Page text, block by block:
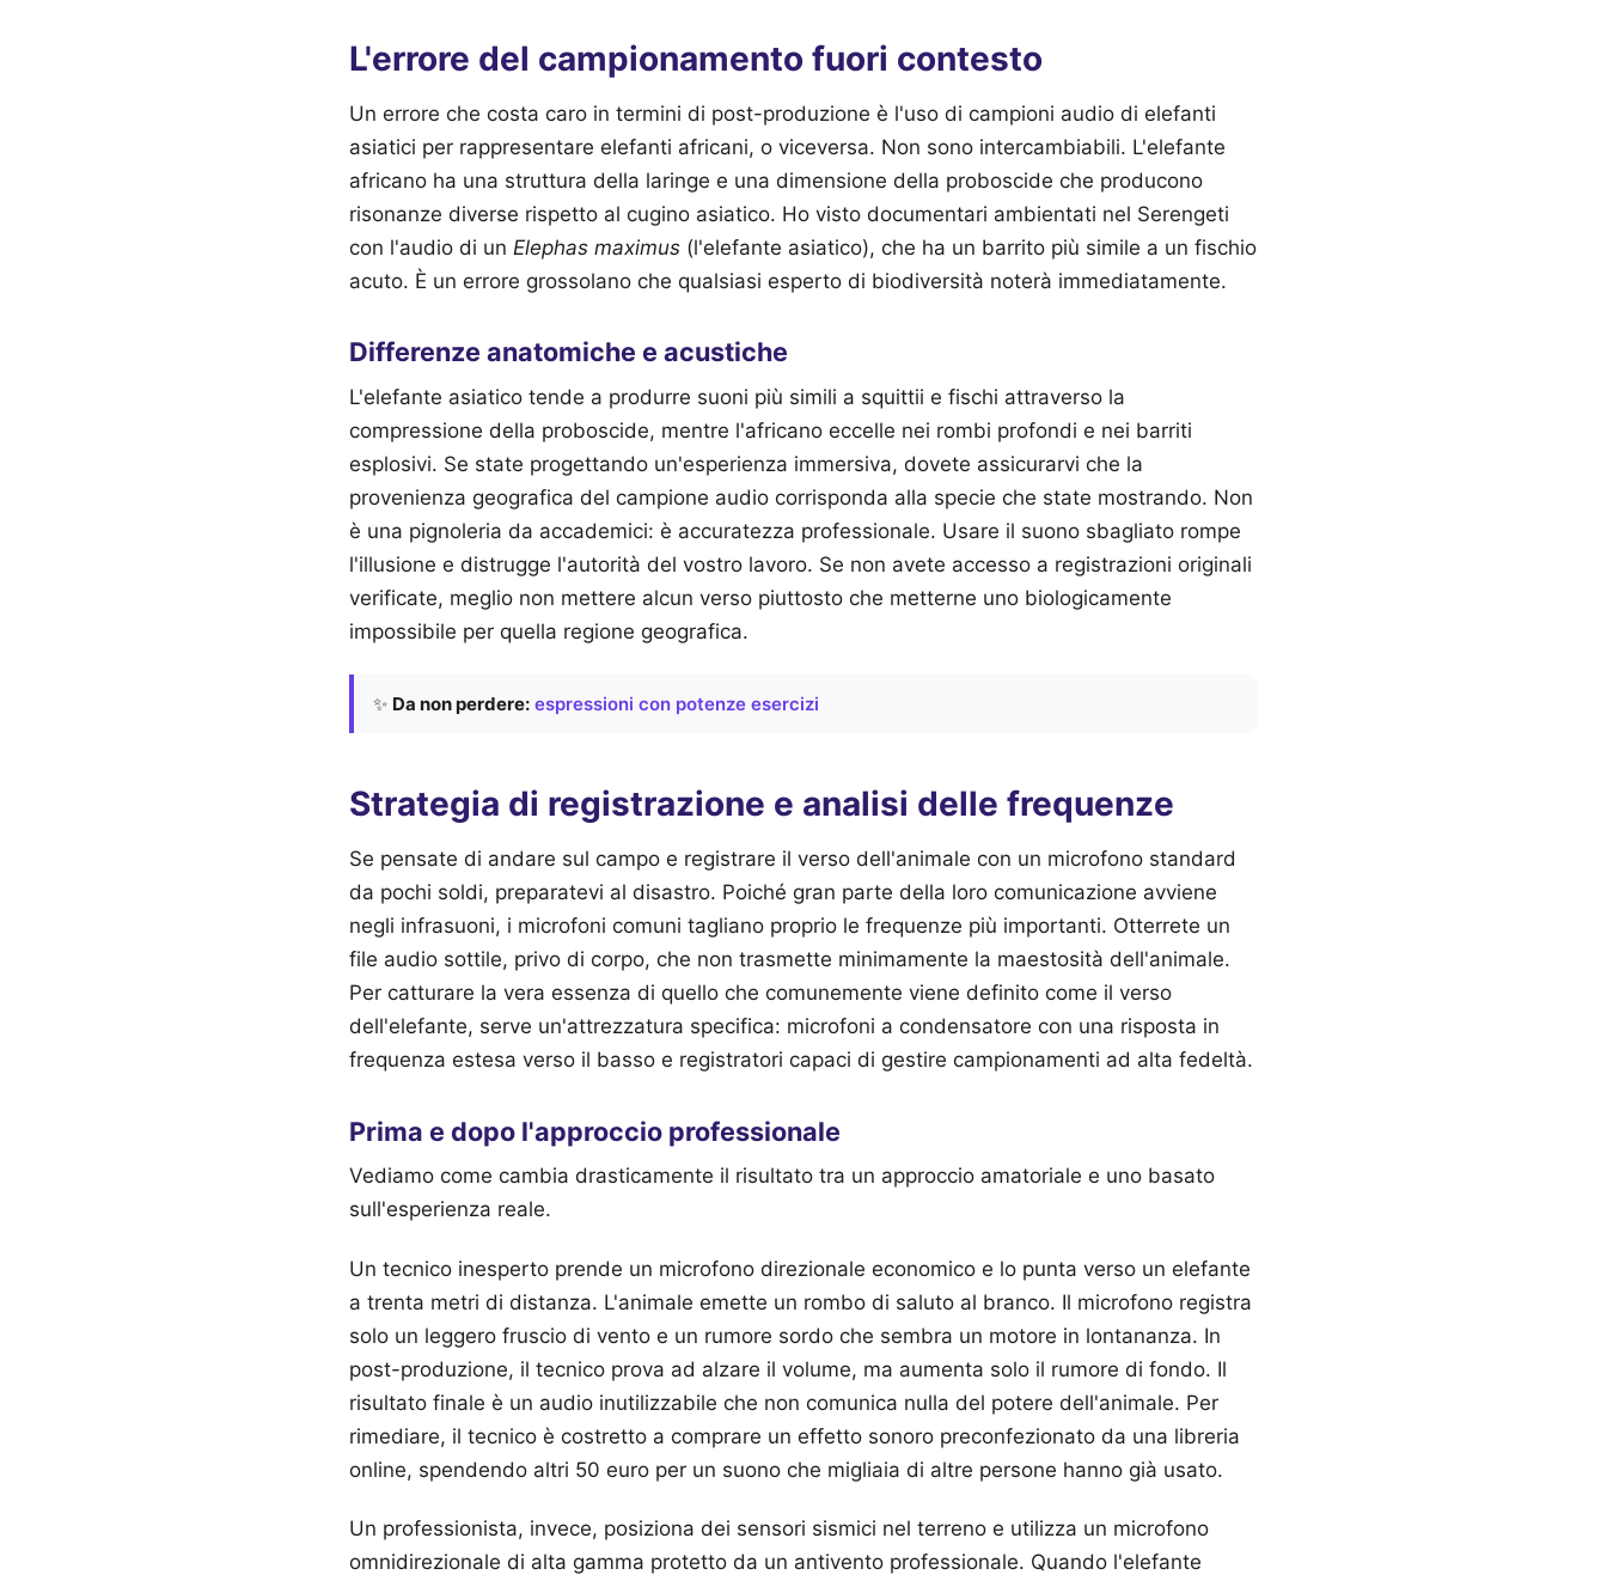
L'errore del campionamento fuori contesto
Un errore che costa caro in termini di post-produzione è l'uso di campioni audio di elefanti
asiatici per rappresentare elefanti africani, o viceversa. Non sono intercambiabili. L'elefante
africano ha una struttura della laringe e una dimensione della proboscide che producono
risonanze diverse rispetto al cugino asiatico. Ho visto documentari ambientati nel Serengeti
con l'audio di un Elephas maximus (l'elefante asiatico), che ha un barrito più simile a un fischio
acuto. È un errore grossolano che qualsiasi esperto di biodiversità noterà immediatamente.
Differenze anatomiche e acustiche
L'elefante asiatico tende a produrre suoni più simili a squittii e fischi attraverso la
compressione della proboscide, mentre l'africano eccelle nei rombi profondi e nei barriti
esplosivi. Se state progettando un'esperienza immersiva, dovete assicurarvi che la
provenienza geografica del campione audio corrisponda alla specie che state mostrando. Non
è una pignoleria da accademici: è accuratezza professionale. Usare il suono sbagliato rompe
l'illusione e distrugge l'autorità del vostro lavoro. Se non avete accesso a registrazioni originali
verificate, meglio non mettere alcun verso piuttosto che metterne uno biologicamente
impossibile per quella regione geografica.
✨ Da non perdere: espressioni con potenze esercizi
Strategia di registrazione e analisi delle frequenze
Se pensate di andare sul campo e registrare il verso dell'animale con un microfono standard
da pochi soldi, preparatevi al disastro. Poiché gran parte della loro comunicazione avviene
negli infrasuoni, i microfoni comuni tagliano proprio le frequenze più importanti. Otterrete un
file audio sottile, privo di corpo, che non trasmette minimamente la maestosità dell'animale.
Per catturare la vera essenza di quello che comunemente viene definito come il verso
dell'elefante, serve un'attrezzatura specifica: microfoni a condensatore con una risposta in
frequenza estesa verso il basso e registratori capaci di gestire campionamenti ad alta fedeltà.
Prima e dopo l'approccio professionale
Vediamo come cambia drasticamente il risultato tra un approccio amatoriale e uno basato
sull'esperienza reale.
Un tecnico inesperto prende un microfono direzionale economico e lo punta verso un elefante
a trenta metri di distanza. L'animale emette un rombo di saluto al branco. Il microfono registra
solo un leggero fruscio di vento e un rumore sordo che sembra un motore in lontananza. In
post-produzione, il tecnico prova ad alzare il volume, ma aumenta solo il rumore di fondo. Il
risultato finale è un audio inutilizzabile che non comunica nulla del potere dell'animale. Per
rimediare, il tecnico è costretto a comprare un effetto sonoro preconfezionato da una libreria
online, spendendo altri 50 euro per un suono che migliaia di altre persone hanno già usato.
Un professionista, invece, posiziona dei sensori sismici nel terreno e utilizza un microfono
omnidirezionale di alta gamma protetto da un antivento professionale. Quando l'elefante